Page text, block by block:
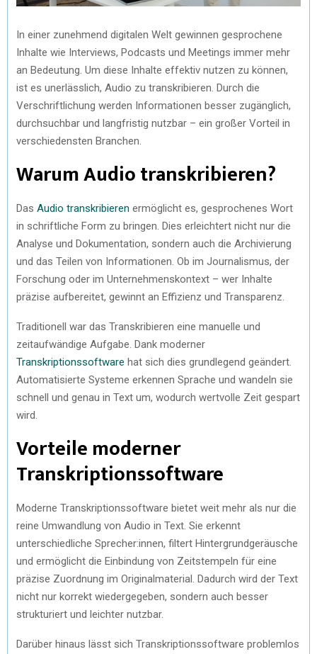
In einer zunehmend digitalen Welt gewinnen gesprochene
Inhalte wie Interviews, Podcasts und Meetings immer mehr
an Bedeutung. Um diese Inhalte effektiv nutzen zu können,
ist es unerlässlich, Audio zu transkribieren. Durch die
Verschriftlichung werden Informationen besser zugänglich,
durchsuchbar und langfristig nutzbar – ein großer Vorteil in
verschiedensten Branchen.
Warum Audio transkribieren?
Das Audio transkribieren ermöglicht es, gesprochenes Wort
in schriftliche Form zu bringen. Dies erleichtert nicht nur die
Analyse und Dokumentation, sondern auch die Archivierung
und das Teilen von Informationen. Ob im Journalismus, der
Forschung oder im Unternehmenskontext – wer Inhalte
präzise aufbereitet, gewinnt an Effizienz und Transparenz.
Traditionell war das Transkribieren eine manuelle und
zeitaufwändige Aufgabe. Dank moderner
Transkriptionssoftware hat sich dies grundlegend geändert.
Automatisierte Systeme erkennen Sprache und wandeln sie
schnell und genau in Text um, wodurch wertvolle Zeit gespart
wird.
Vorteile moderner
Transkriptionssoftware
Moderne Transkriptionssoftware bietet weit mehr als nur die
reine Umwandlung von Audio in Text. Sie erkennt
unterschiedliche Sprecher:innen, filtert Hintergrundgeräusche
und ermöglicht die Einbindung von Zeitstempeln für eine
präzise Zuordnung im Originalmaterial. Dadurch wird der Text
nicht nur korrekt wiedergegeben, sondern auch besser
strukturiert und leichter nutzbar.
Darüber hinaus lässt sich Transkriptionssoftware problemlos